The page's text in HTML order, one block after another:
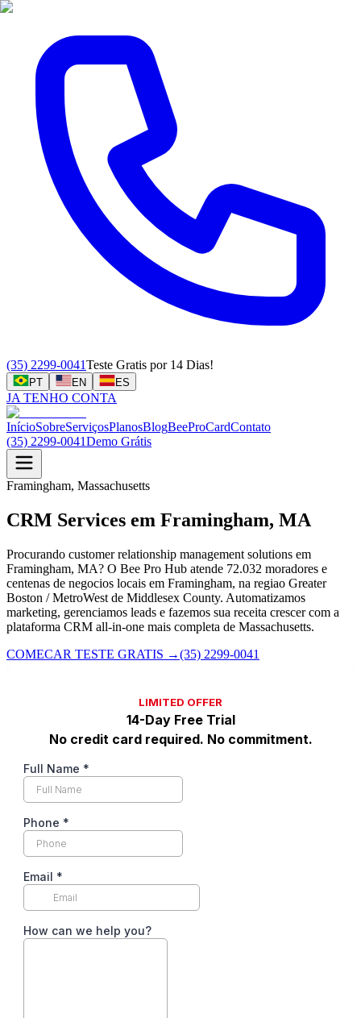
(35) 2299-0041Teste Gratis por 14 Dias!
PT EN ES
JA TENHO CONTA
InícioSobreServiçosPlanosBlogBeeProCardContato
(35) 2299-0041Demo Grátis
Framingham, Massachusetts
CRM Services em Framingham, MA
Procurando customer relationship management solutions em
Framingham, MA? O Bee Pro Hub atende 72.032 moradores e
centenas de negocios locais em Framingham, na regiao Greater
Boston / MetroWest de Middlesex County. Automatizamos
marketing, gerenciamos leads e fazemos sua receita crescer com a
plataforma CRM all-in-one mais completa de Massachusetts.
COMECAR TESTE GRATIS →(35) 2299-0041